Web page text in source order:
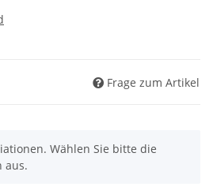
Frage zum Artikel
Wählen Sie bitte die
aus.